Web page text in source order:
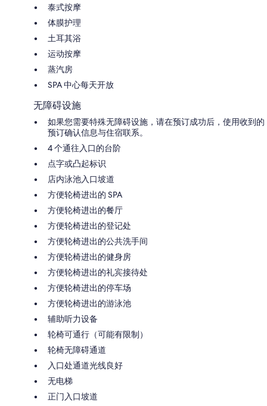
泰式按摩
体膜护理
土耳其浴
运动按摩
蒸汽房
SPA 中心每天开放
无障碍设施
如果您需要特殊无障碍设施，请在预订成功后，使用收到的
预订确认信息与住宿联系。
4 个通往入口的台阶
点字或凸起标识
店内泳池入口坡道
方便轮椅进出的 SPA
方便轮椅进出的餐厅
方便轮椅进出的登记处
方便轮椅进出的公共洗手间
方便轮椅进出的健身房
方便轮椅进出的礼宾接待处
方便轮椅进出的停车场
方便轮椅进出的游泳池
辅助听力设备
轮椅可通行（可能有限制）
轮椅无障碍通道
入口处通道光线良好
无电梯
正门入口坡道